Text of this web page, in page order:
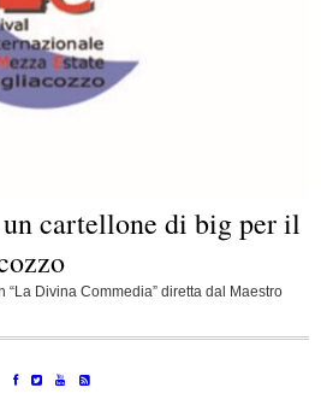
cartellone di big per il
“La Divina Commedia” diretta dal Maestro